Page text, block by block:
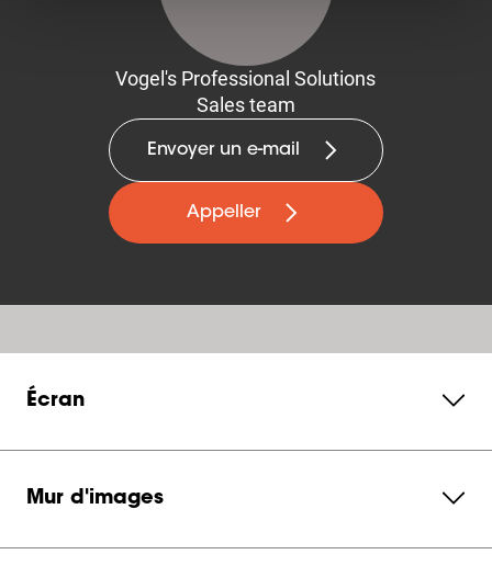
Vogel's Professional Solutions
Sales team
Envoyer un e-mail
Appeller
Écran
Mur d'images